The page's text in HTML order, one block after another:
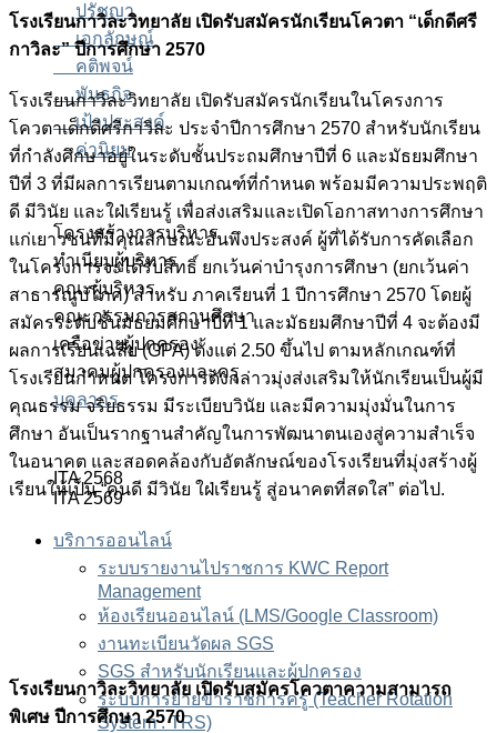
ปรัชญา
เอกลักษณ์
คติพจน์
พันธกิจ
เป้าประสงค์
ค่านิยม
โครงสร้างการบริหาร
ทำเนียบผู้บริหาร
คณะผู้บริหาร
คณะกรรมการสถานศึกษา
เครือข่ายผู้ปกครอง
สมาคมผู้ปกครองและครู
บุคลากร
ITA 2568
ITA 2569
บริการออนไลน์
ระบบรายงานไปราชการ KWC Report
Management
ห้องเรียนออนไลน์ (LMS/Google Classroom)
งานทะเบียนวัดผล SGS
SGS สำหรับนักเรียนและผู้ปกครอง
ระบบการย้ายข้าราชการครู (Teacher Rotation
System : TRS)
โรงเรียนกาวิละวิทยาลัย เปิดรับสมัครนักเรียนโควตา “เด็กดีศรี
กาวิละ” ปีการศึกษา 2570
โรงเรียนกาวิละวิทยาลัย เปิดรับสมัครนักเรียนในโครงการ
โควตาเด็กดีศรีกาวิละ ประจำปีการศึกษา 2570 สำหรับนักเรียน
ที่กำลังศึกษาอยู่ในระดับชั้นประถมศึกษาปีที่ 6 และมัธยมศึกษา
ปีที่ 3 ที่มีผลการเรียนตามเกณฑ์ที่กำหนด พร้อมมีความประพฤติ
ดี มีวินัย และใฝ่เรียนรู้ เพื่อส่งเสริมและเปิดโอกาสทางการศึกษา
แก่เยาวชนที่มีคุณลักษณะอันพึงประสงค์ ผู้ที่ได้รับการคัดเลือก
ในโครงการจะได้รับสิทธิ์ ยกเว้นค่าบำรุงการศึกษา (ยกเว้นค่า
สาธารณูปโภค) สำหรับ ภาคเรียนที่ 1 ปีการศึกษา 2570 โดยผู้
สมัครระดับชั้นมัธยมศึกษาปีที่ 1 และมัธยมศึกษาปีที่ 4 จะต้องมี
ผลการเรียนเฉลี่ย (GPA) ตั้งแต่ 2.50 ขึ้นไป ตามหลักเกณฑ์ที่
โรงเรียนกำหนด โครงการดังกล่าวมุ่งส่งเสริมให้นักเรียนเป็นผู้มี
คุณธรรม จริยธรรม มีระเบียบวินัย และมีความมุ่งมั่นในการ
ศึกษา อันเป็นรากฐานสำคัญในการพัฒนาตนเองสู่ความสำเร็จ
ในอนาคต และสอดคล้องกับอัตลักษณ์ของโรงเรียนที่มุ่งสร้างผู้
เรียนให้เป็น “คนดี มีวินัย ใฝ่เรียนรู้ สู่อนาคตที่สดใส” ต่อไป.
โรงเรียนกาวิละวิทยาลัย เปิดรับสมัครโควตาความสามารถ
พิเศษ ปีการศึกษา 2570